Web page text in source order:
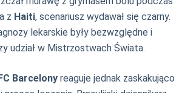
z Haiti, scenariusz wydawał się czarny.
lekarskie były bezwzględne i
udział w Mistrzostwach Świata.
FC Barcelony reaguje jednak zaskakująco